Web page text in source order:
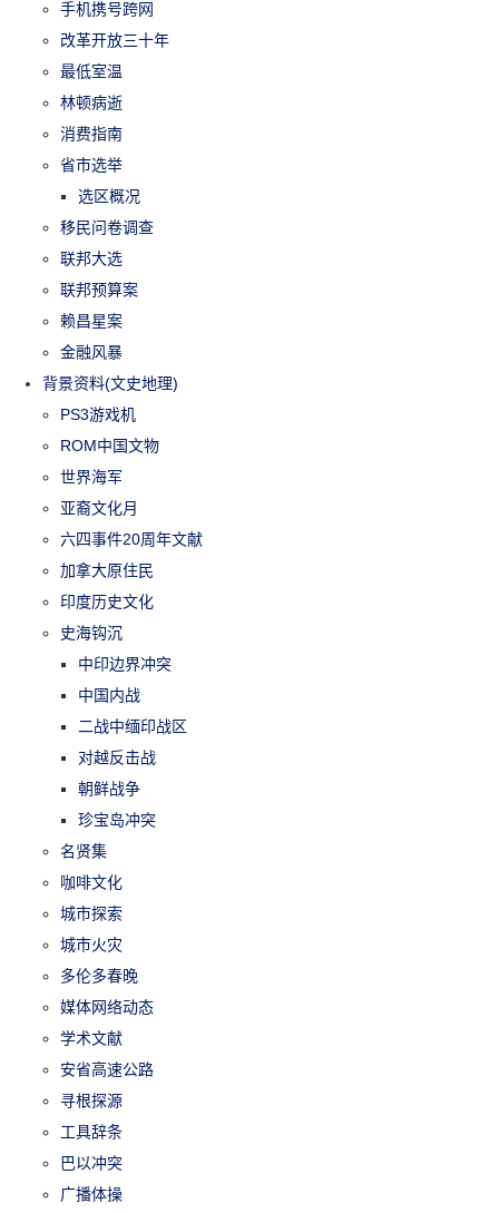
手机携号跨网
改革开放三十年
最低室温
林顿病逝
消费指南
省市选举
选区概况
移民问卷调查
联邦大选
联邦预算案
赖昌星案
金融风暴
背景资料(文史地理)
PS3游戏机
ROM中国文物
世界海军
亚裔文化月
六四事件20周年文献
加拿大原住民
印度历史文化
史海钩沉
中印边界冲突
中国内战
二战中缅印战区
对越反击战
朝鲜战争
珍宝岛冲突
名贤集
咖啡文化
城市探索
城市火灾
多伦多春晚
媒体网络动态
学术文献
安省高速公路
寻根探源
工具辞条
巴以冲突
广播体操